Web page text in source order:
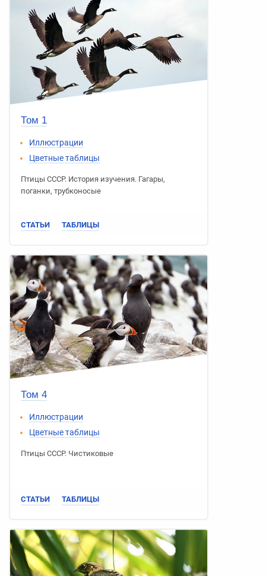
Том 1
Иллюстрации
Цветные таблицы
Птицы СССР. История изучения. Гагары,
поганки, трубконосые
СТАТЬИ ТАБЛИЦЫ
Том 4
Иллюстрации
Цветные таблицы
Птицы СССР. Чистиковые
СТАТЬИ ТАБЛИЦЫ